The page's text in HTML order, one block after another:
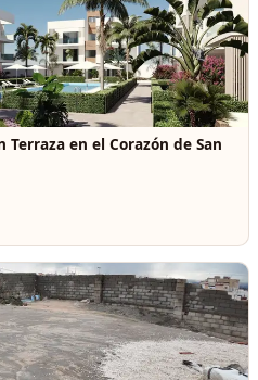
en el Corazón de San